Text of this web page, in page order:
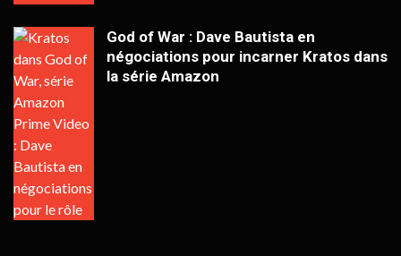
God of War : Dave Bautista en
négociations pour incarner Kratos dans
la série Amazon